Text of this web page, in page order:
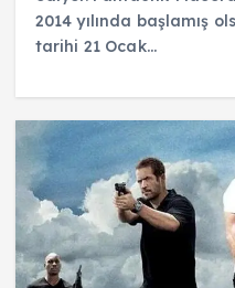
2014 yılında başlamış
tarihi 21 Ocak…